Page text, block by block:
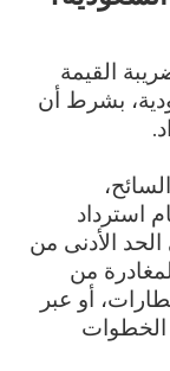
القيمة
بشرط أن
استرداد
الأدنى من
من
أو عبر
الخطوات